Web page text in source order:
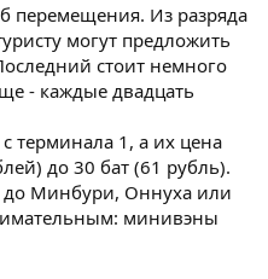
перемещения. Из разряда
могут предложить
стоит немного
- каждые двадцать
терминала 1, а их цена
до 30 бат (61 рубль).
до Минбури, Оннуха или
минивэны